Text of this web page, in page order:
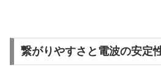
繋がりやすさと電波の安定